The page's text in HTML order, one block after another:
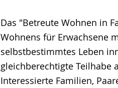
Das "Betreute Wohnen in
Wohnens für Erwachsene
selbstbestimmtes Leben
gleichberechtigte Teilhabe
Interessierte Familien,